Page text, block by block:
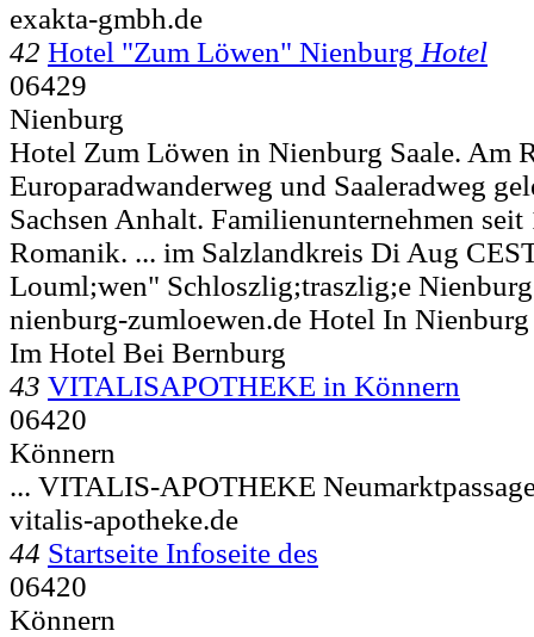
exakta-gmbh.de
42 Hotel "Zum Löwen" Nienburg Hotel
06429
Nienburg
Hotel Zum Löwen in Nienburg Saale. Am
Europaradwanderweg und Saaleradweg
Sachsen Anhalt. Familienunternehmen
Romanik. ... im Salzlandkreis Di Aug
Louml;wen" Schloszlig;traszlig;e Nienburg
nienburg-zumloewen.de Hotel In
Im Hotel Bei Bernburg
43 VITALISAPOTHEKE in Könnern
06420
Könnern
... VITALIS-APOTHEKE
vitalis-apotheke.de
44 Startseite Infoseite des
06420
Könnern